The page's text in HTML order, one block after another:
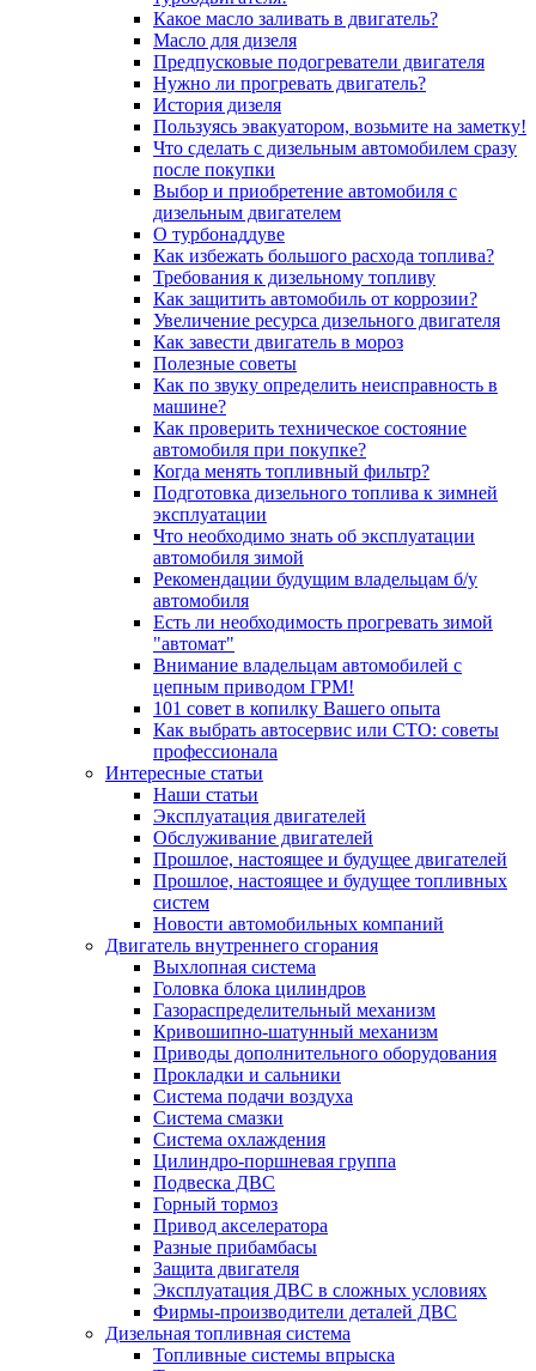
Какое масло заливать в двигатель?
Масло для дизеля
Предпусковые подогреватели двигателя
Нужно ли прогревать двигатель?
История дизеля
Пользуясь эвакуатором, возьмите на заметку!
Что сделать с дизельным автомобилем сразу
после покупки
Выбор и приобретение автомобиля с
дизельным двигателем
О турбонаддуве
Как избежать большого расхода топлива?
Требования к дизельному топливу
Как защитить автомобиль от коррозии?
Увеличение ресурса дизельного двигателя
Как завести двигатель в мороз
Полезные советы
Как по звуку определить неисправность в
машине?
Как проверить техническое состояние
автомобиля при покупке?
Когда менять топливный фильтр?
Подготовка дизельного топлива к зимней
эксплуатации
Что необходимо знать об эксплуатации
автомобиля зимой
Рекомендации будущим владельцам б/у
автомобиля
Есть ли необходимость прогревать зимой
"автомат"
Внимание владельцам автомобилей с
цепным приводом ГРМ!
101 совет в копилку Вашего опыта
Как выбрать автосервис или СТО: советы
профессионала
Интересные статьи
Наши статьи
Эксплуатация двигателей
Обслуживание двигателей
Прошлое, настоящее и будущее двигателей
Прошлое, настоящее и будущее топливных
систем
Новости автомобильных компаний
Двигатель внутреннего сгорания
Выхлопная система
Головка блока цилиндров
Газораспределительный механизм
Кривошипно-шатунный механизм
Приводы дополнительного оборудования
Прокладки и сальники
Система подачи воздуха
Система смазки
Система охлаждения
Цилиндро-поршневая группа
Подвеска ДВС
Горный тормоз
Привод акселератора
Разные прибамбасы
Защита двигателя
Эксплуатация ДВС в сложных условиях
Фирмы-производители деталей ДВС
Дизельная топливная система
Топливные системы впрыска